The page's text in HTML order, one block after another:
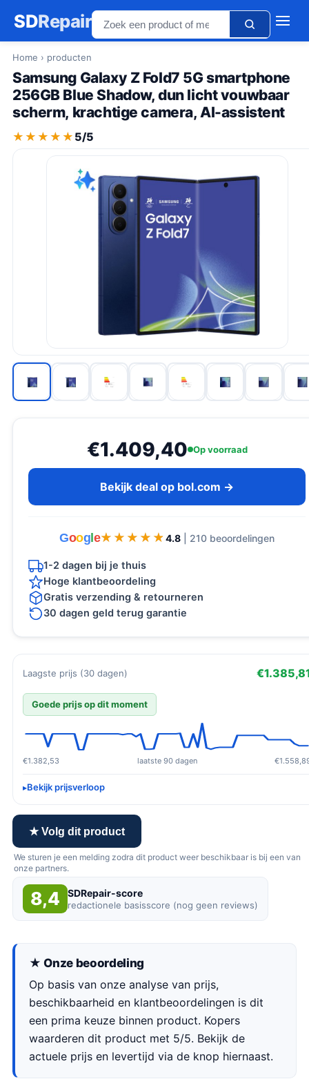
SDRepair
Home › producten
Samsung Galaxy Z Fold7 5G smartphone
256GB Blue Shadow, dun licht vouwbaar
scherm, krachtige camera, AI-assistent
★★★★★
★★★★★ 5/5
€1.409,40 Op voorraad
Bekijk deal op bol.com →
Goog e★★★★★
★★★★★ 4.8 | 210 beoordelingen
1-2 dagen bij je thuis
Hoge klantbeoordeling
Gratis verzending & retourneren
30 dagen geld terug garantie
Laagste prijs (30 dagen)
Goede prijs op dit moment
€1.382,53 laatste 90 dagen
Bekijk prijsverloop
★ Volg dit product
We sturen je een melding zodra dit product weer beschikbaar is bij een van
onze partners.
8,4 SDRepair-score
redactionele basisscore (nog geen reviews)
★ Onze beoordeling
Op basis van onze analyse van prijs,
beschikbaarheid en klantbeoordelingen is dit
een prima keuze binnen product. Kopers
waarderen dit product met 5/5. Bekijk de
actuele prijs en levertijd via de knop hiernaast.